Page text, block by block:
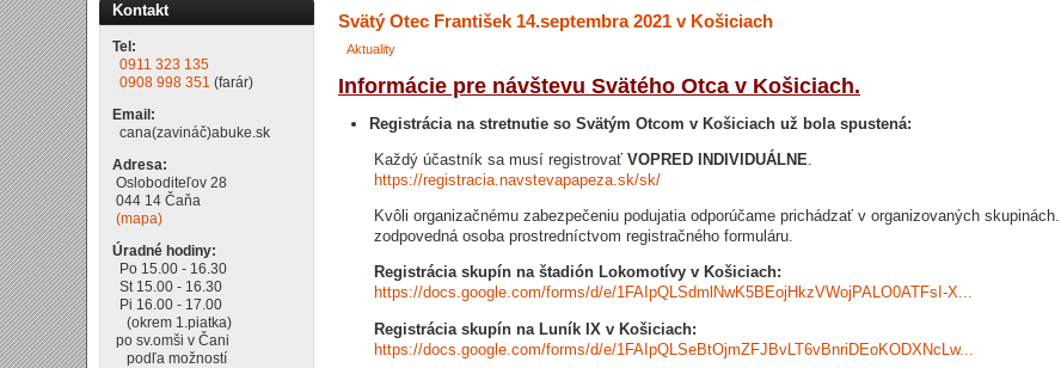
Svätý Otec František 14.septembra 2021 v Košiciach
Aktuality
Informácie pre návštevu Svätého Otca v Košiciach.
Registrácia na stretnutie so Svätým Otcom v Košiciach už bola spustená:
Každý účastník sa musí registrovať VOPRED INDIVIDUÁLNE
https://registracia.navstevapapeza.sk/sk/
Kvôli organizačnému zabezpečeniu podujatia odporúčame prichádzať v organizovaných
zodpovedná osoba prostredníctvom registračného formuláru.
Registrácia skupín na štadión Lokomotívy v Košiciach:
https://docs.google.com/forms/d/e/1FAIpQLSdmlNwK5BEojHkzVWojPALO0ATFsI-X...
Registrácia skupín na Luník IX v Košiciach:
https://docs.google.com/forms/d/e/1FAIpQLSeBtOjmZFJBvLT6vBnriDEoKODXNcLw...
Kontakt
Tel:
0911 323 135
0908 998 351 (farár)
Email:
cana(zavináč)abuke.sk
Adresa:
Osloboditeľov 28
044 14 Čaňa
(mapa)
Úradné hodiny:
Po 15.00 - 16.30
St 15.00 - 16.30
Pi 16.00 - 17.00
(okrem 1.piatka)
po sv.omši v Čani
podľa možností